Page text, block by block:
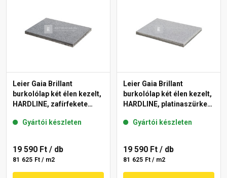
Leier Gaia Brillant
burkolólap két élen kezelt,
HARDLINE, zafírfekete
Gyártói készleten
19 590 Ft / db
81 625 Ft / m2
Leier Gaia Brillant
burkolólap két élen kezelt,
HARDLINE, platinaszürke
Gyártói készleten
19 590 Ft / db
81 625 Ft / m2